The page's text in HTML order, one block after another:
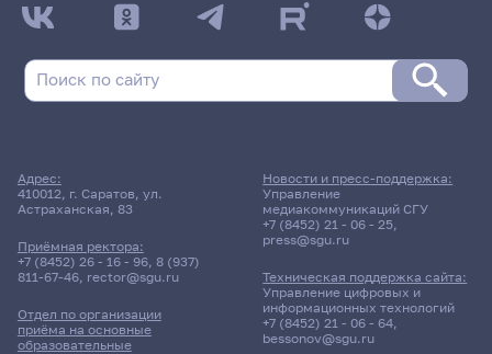
Адрес:
410012, г. Саратов, ул.
Астраханская, 83
Приёмная ректора:
+7 (8452) 26 - 16 - 96, 8 (937)
811-67-46, rector@sgu.ru
Отдел по организации
приёма на основные
образовательные
Новости и пресс-поддержка:
Управление
медиакоммуникаций СГУ
+7 (8452) 21 - 06 - 25,
press@sgu.ru
Техническая поддержка сайта:
Управление цифровых и
информационных технологий
+7 (8452) 21 - 06 - 64,
bessonov@sgu.ru